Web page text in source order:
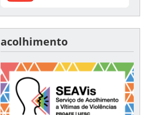
acolhimento